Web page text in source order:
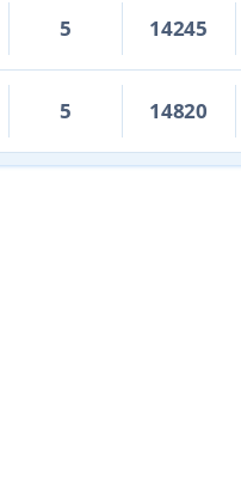
5 14245
5 14820